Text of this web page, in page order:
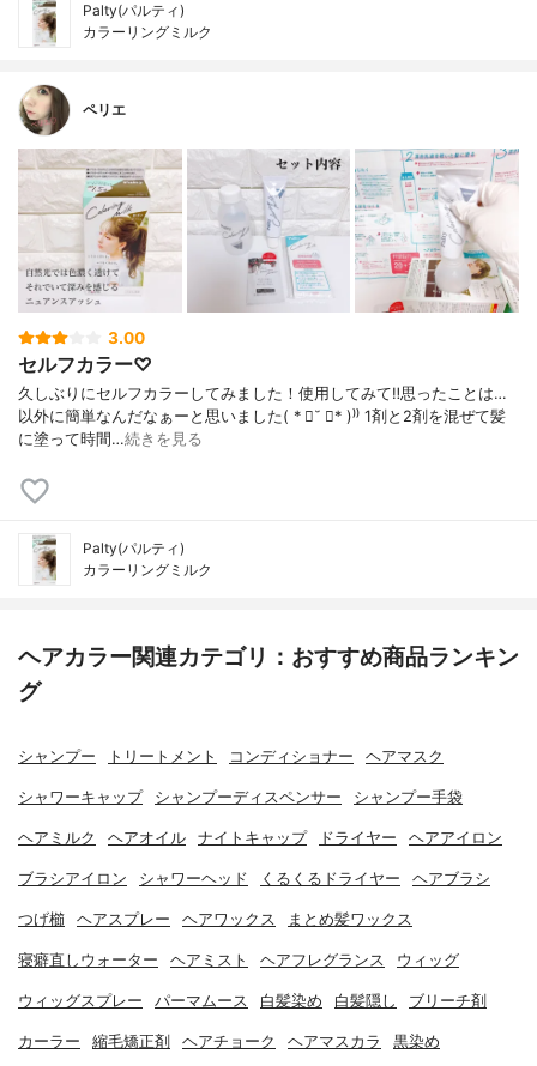
Palty(パルティ)
カラーリングミルク
ペリエ
3.00
セルフカラー♡
久しぶりにセルフカラーしてみました！使用してみて‼️思ったことは…
以外に簡単なんだなぁーと思いました( * ॑˘ ॑* )⁾⁾ 1剤と2剤を混ぜて髪
に塗って時間…続きを見る
Palty(パルティ)
カラーリングミルク
ヘアカラー関連カテゴリ：おすすめ商品ランキン
グ
シャンプー トリートメント コンディショナー ヘアマスク
シャワーキャップ シャンプーディスペンサー シャンプー手袋
ヘアミルク ヘアオイル ナイトキャップ ドライヤー ヘアアイロン
ブラシアイロン シャワーヘッド くるくるドライヤー ヘアブラシ
つげ櫛 ヘアスプレー ヘアワックス まとめ髪ワックス
寝癖直しウォーター ヘアミスト ヘアフレグランス ウィッグ
ウィッグスプレー パーマムース 白髪染め 白髪隠し ブリーチ剤
カーラー 縮毛矯正剤 ヘアチョーク ヘアマスカラ 黒染め